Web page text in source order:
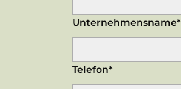
Unternehmensname*
Telefon*